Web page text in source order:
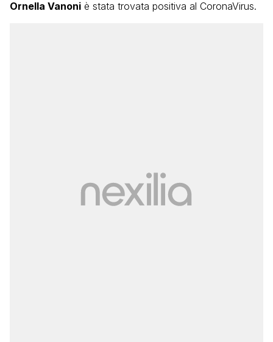
Ornella Vanoni è stata trovata positiva al CoronaVirus.